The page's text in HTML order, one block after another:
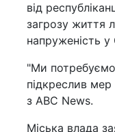
від
загрозу життя
напруженість у
"Ми
підкреслив мер
з ABC News.
Міська влада